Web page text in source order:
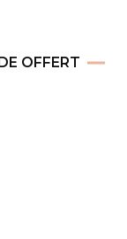
OFFERT